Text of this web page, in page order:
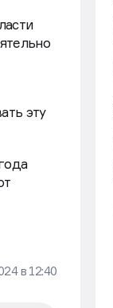
эту
в 12:40